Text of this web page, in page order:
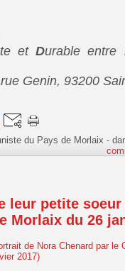
etDurable entre
Genin, 93200
du Pays de Morlaix -
leur petite
Morlaix du 26